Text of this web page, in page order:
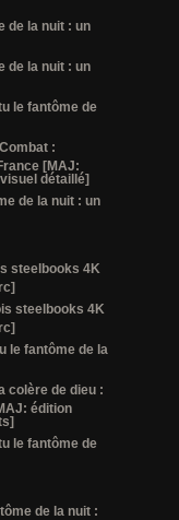
de la nuit : un
de la nuit : un
le fantôme de
:
[MAJ:
détaillé]
de la nuit : un
steelbooks 4K
steelbooks 4K
le fantôme de la
colère de dieu :
édition
le fantôme de
de la nuit :